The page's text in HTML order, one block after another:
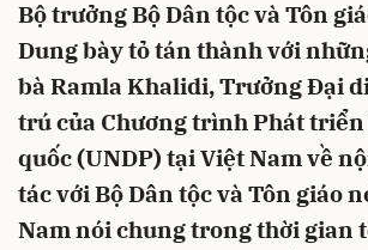
Bộ trưởng Bộ Dân tộc và Tôn
Dung bày tỏ tán thành với
bà Ramla Khalidi, Trưởng Đại
trú của Chương trình Phát
quốc (UNDP) tại Việt Nam về
tác với Bộ Dân tộc và Tôn giáo
Nam nói chung trong thời gian